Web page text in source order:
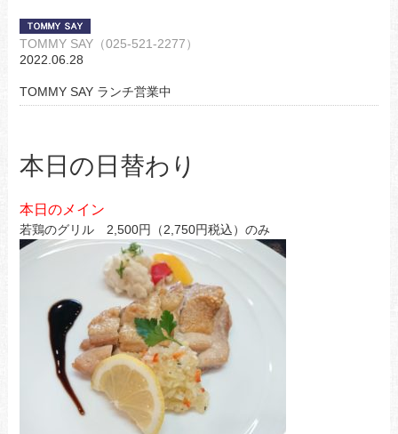
TOMMY SAY（025-521-2277）
2022.06.28
TOMMY SAY ランチ営業中
本日の日替わり
本日のメイン
若鶏のグリル 2,500円（2,750円税込）のみ